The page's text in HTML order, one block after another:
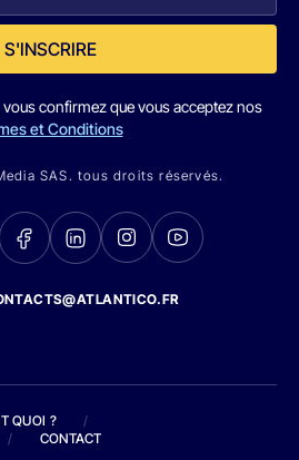
S'INSCRIRE
confirmez que vous acceptez nos
et Conditions
SAS. tous droits réservés.
QUOI ?
/
/ CONTACT